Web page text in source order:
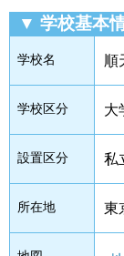
▼ 学校基本
学校名 順
学校区分 大
設置区分 私
所在地 東